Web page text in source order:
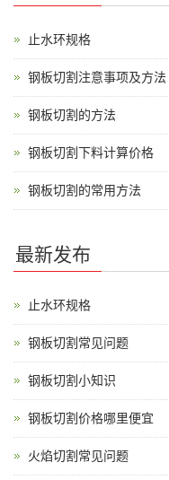
止水环规格
钢板切割注意事项及方法
钢板切割的方法
钢板切割下料计算价格
钢板切割的常用方法
最新发布
止水环规格
钢板切割常见问题
钢板切割小知识
钢板切割价格哪里便宜
火焰切割常见问题